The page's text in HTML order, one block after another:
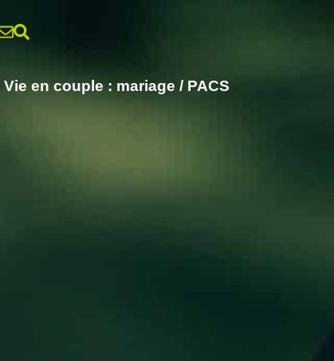
Vie en couple : mariage / PACS